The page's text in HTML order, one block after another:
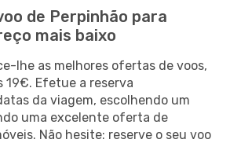
de Perpinhão para
mais baixo
lhe as melhores ofertas de voos,
19€. Efetue a reserva
da viagem, escolhendo um
uma excelente oferta de
Não hesite: reserve o seu voo